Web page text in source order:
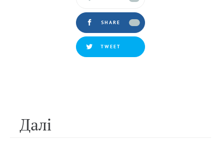
SHARE
TWEET
Далi